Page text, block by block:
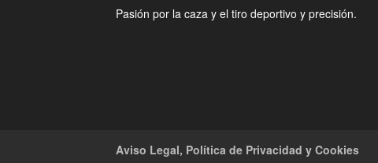
Pasión por la caza y el tiro deportivo y precisión.
Aviso Legal, Política de Privacidad y Cookies